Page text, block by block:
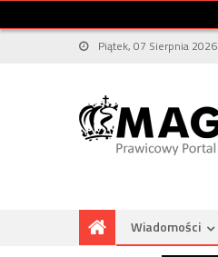
Piątek, 07 Sierpnia 2026
Wiadomości